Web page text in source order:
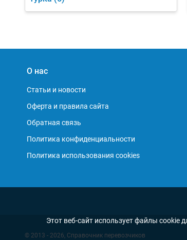
О нас
Статьи и новости
Оферта и правила сайта
Обратная связь
Политика конфиденциальности
Политика использования cookies
© 2013 - 2026, Справочник перевозчиков
Этот веб-сайт использует файлы cookie